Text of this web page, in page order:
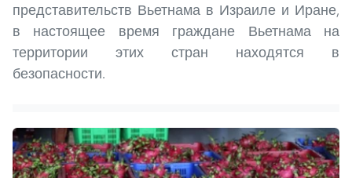
представительств Вьетнама в Израиле и Иране,
в настоящее время граждане Вьетнама на
территории этих стран находятся в
безопасности.